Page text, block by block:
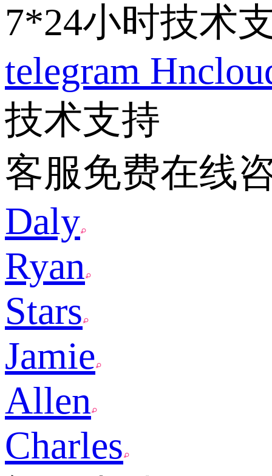
7*24小时技术
telegram
技术支持
客服免费在线
Daly
Ryan
Stars
Jamie
Allen
Charles